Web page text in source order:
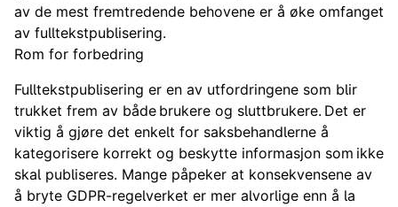
av de mest fremtredende behovene er å øke omfanget
av fulltekstpublisering.
Rom for forbedring
Fulltekstpublisering er en av utfordringene som blir
trukket frem av både brukere og sluttbrukere. Det er
viktig å gjøre det enkelt for saksbehandlerne å
kategorisere korrekt og beskytte informasjon som ikke
skal publiseres. Mange påpeker at konsekvensene av
å bryte GDPR-regelverket er mer alvorlige enn å la